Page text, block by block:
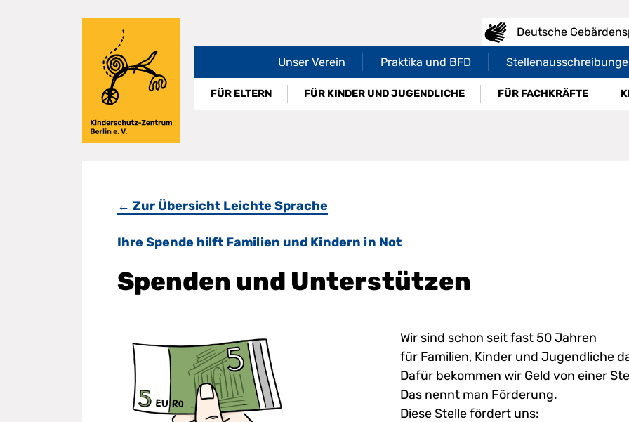
Deutsche
Unser Verein Praktika und BFD
FÜR ELTERN FÜR KINDER UND JUGENDLICHE FÜR FACHKRÄFTE
← Zur Übersicht Leichte Sprache
Ihre Spende hilft Familien und Kindern in Not
Spenden und Unterstützen
Wir sind schon seit fast 50 Jahren
für Familien, Kinder und Jugendliche
Dafür bekommen wir Geld von einer
Das nennt man Förderung.
Diese Stelle fördert uns: